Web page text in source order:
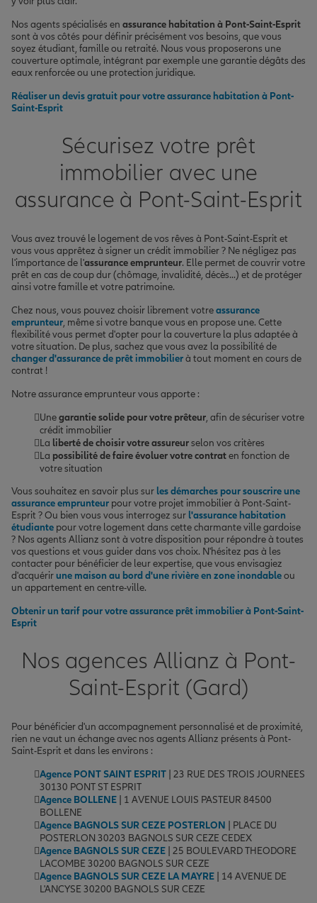
Nos agents spécialisés en assurance habitation à Pont-Saint-Esprit
sont à vos côtés pour définir précisément vos besoins, que vous
soyez étudiant, famille ou retraité. Nous vous proposerons une
couverture optimale, intégrant par exemple une garantie dégâts des
eaux renforcée ou une protection juridique.
Réaliser un devis gratuit pour votre assurance habitation à Pont-
Saint-Esprit
Sécurisez votre prêt
immobilier avec une
assurance à Pont-Saint-Esprit
Vous avez trouvé le logement de vos rêves à Pont-Saint-Esprit et
vous vous apprêtez à signer un crédit immobilier ? Ne négligez pas
l'importance de l'assurance emprunteur. Elle permet de couvrir votre
prêt en cas de coup dur (chômage, invalidité, décès...) et de protéger
ainsi votre famille et votre patrimoine.
Chez nous, vous pouvez choisir librement votreassurance
emprunteur, même si votre banque vous en propose une. Cette
flexibilité vous permet d'opter pour la couverture la plus adaptée à
votre situation. De plus, sachez que vous avez la possibilité de
changer d'assurance de prêt immobilierà tout moment en cours de
contrat !
Notre assurance emprunteur vous apporte :
Unegarantie solide pour votre prêteur, afin de sécuriser votre
crédit immobilier
La liberté de choisir votre assureurselon vos critères
La possibilité de faire évoluer votre contraten fonction de
votre situation
Vous souhaitez en savoir plus sur les démarches pour souscrire une
assurance emprunteur pour votre projet immobilier à Pont-Saint-
Esprit ? Ou bien vous vous interrogez sur l'assurance habitation
étudiante pour votre logement dans cette charmante ville gardoise
? Nos agents Allianz sont à votre disposition pour répondre à toutes
vos questions et vous guider dans vos choix. N'hésitez pas à les
contacter pour bénéficier de leur expertise, que vous envisagiez
d'acquérirune maison au bord d'une rivière en zone inondableou
un appartement en centre-ville.
Obtenir un tarif pour votre assurance prêt immobilier à Pont-Saint-
Esprit
Nos agences Allianz à Pont-
Saint-Esprit (Gard)
Pour bénéficier d'un accompagnement personnalisé et de proximité,
rien ne vaut un échange avec nos agents Allianz présents à Pont-
Saint-Esprit et dans les environs :
Agence PONT SAINT ESPRIT | 23 RUE DES TROIS JOURNEES
30130 PONT ST ESPRIT
Agence BOLLENE | 1 AVENUE LOUIS PASTEUR 84500
BOLLENE
Agence BAGNOLS SUR CEZE POSTERLON | PLACE DU
POSTERLON 30203 BAGNOLS SUR CEZE CEDEX
Agence BAGNOLS SUR CEZE | 25 BOULEVARD THEODORE
LACOMBE 30200 BAGNOLS SUR CEZE
Agence BAGNOLS SUR CEZE LA MAYRE | 14 AVENUE DE
L'ANCYSE 30200 BAGNOLS SUR CEZE